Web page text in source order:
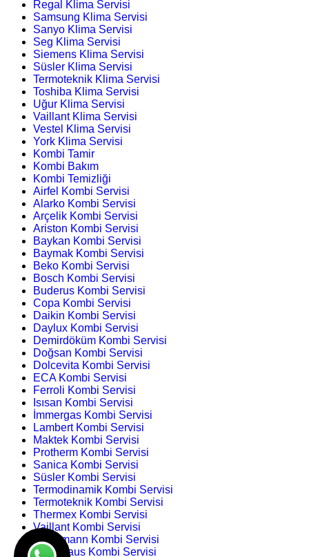
Regal Klima Servisi
Samsung Klima Servisi
Sanyo Klima Servisi
Seg Klima Servisi
Siemens Klima Servisi
Süsler Klima Servisi
Termoteknik Klima Servisi
Toshiba Klima Servisi
Uğur Klima Servisi
Vaillant Klima Servisi
Vestel Klima Servisi
York Klima Servisi
Kombi Tamir
Kombi Bakım
Kombi Temizliği
Airfel Kombi Servisi
Alarko Kombi Servisi
Arçelik Kombi Servisi
Ariston Kombi Servisi
Baykan Kombi Servisi
Baymak Kombi Servisi
Beko Kombi Servisi
Bosch Kombi Servisi
Buderus Kombi Servisi
Copa Kombi Servisi
Daikin Kombi Servisi
Daylux Kombi Servisi
Demirdöküm Kombi Servisi
Doğsan Kombi Servisi
Dolcevita Kombi Servisi
ECA Kombi Servisi
Ferroli Kombi Servisi
Isısan Kombi Servisi
İmmergas Kombi Servisi
Lambert Kombi Servisi
Maktek Kombi Servisi
Protherm Kombi Servisi
Sanica Kombi Servisi
Süsler Kombi Servisi
Termodinamik Kombi Servisi
Termoteknik Kombi Servisi
Thermex Kombi Servisi
Vaillant Kombi Servisi
Viessmann Kombi Servisi
Warmhaus Kombi Servisi